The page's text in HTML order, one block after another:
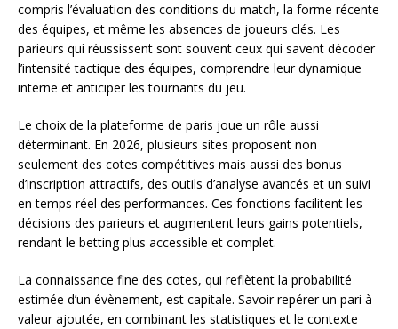
compris l’évaluation des conditions du match, la forme récente
des équipes, et même les absences de joueurs clés. Les
parieurs qui réussissent sont souvent ceux qui savent décoder
l’intensité tactique des équipes, comprendre leur dynamique
interne et anticiper les tournants du jeu.
Le choix de la plateforme de paris joue un rôle aussi
déterminant. En 2026, plusieurs sites proposent non
seulement des cotes compétitives mais aussi des bonus
d’inscription attractifs, des outils d’analyse avancés et un suivi
en temps réel des performances. Ces fonctions facilitent les
décisions des parieurs et augmentent leurs gains potentiels,
rendant le betting plus accessible et complet.
La connaissance fine des cotes, qui reflètent la probabilité
estimée d’un évènement, est capitale. Savoir repérer un pari à
valeur ajoutée, en combinant les statistiques et le contexte